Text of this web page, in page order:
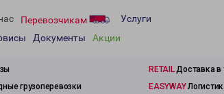
Перевозчикам
Услуги
Документы Акции
RETAILДоставка в
грузоперевозки EASYWAY